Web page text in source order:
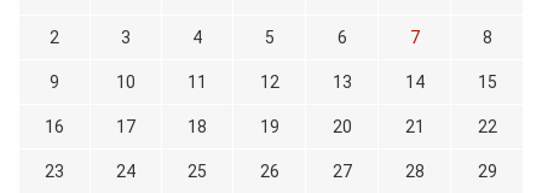
2 3 4 5 6 7 8
9 10 11 12 13 14 15
16 17 18 19 20 21 22
23 24 25 26 27 28 29